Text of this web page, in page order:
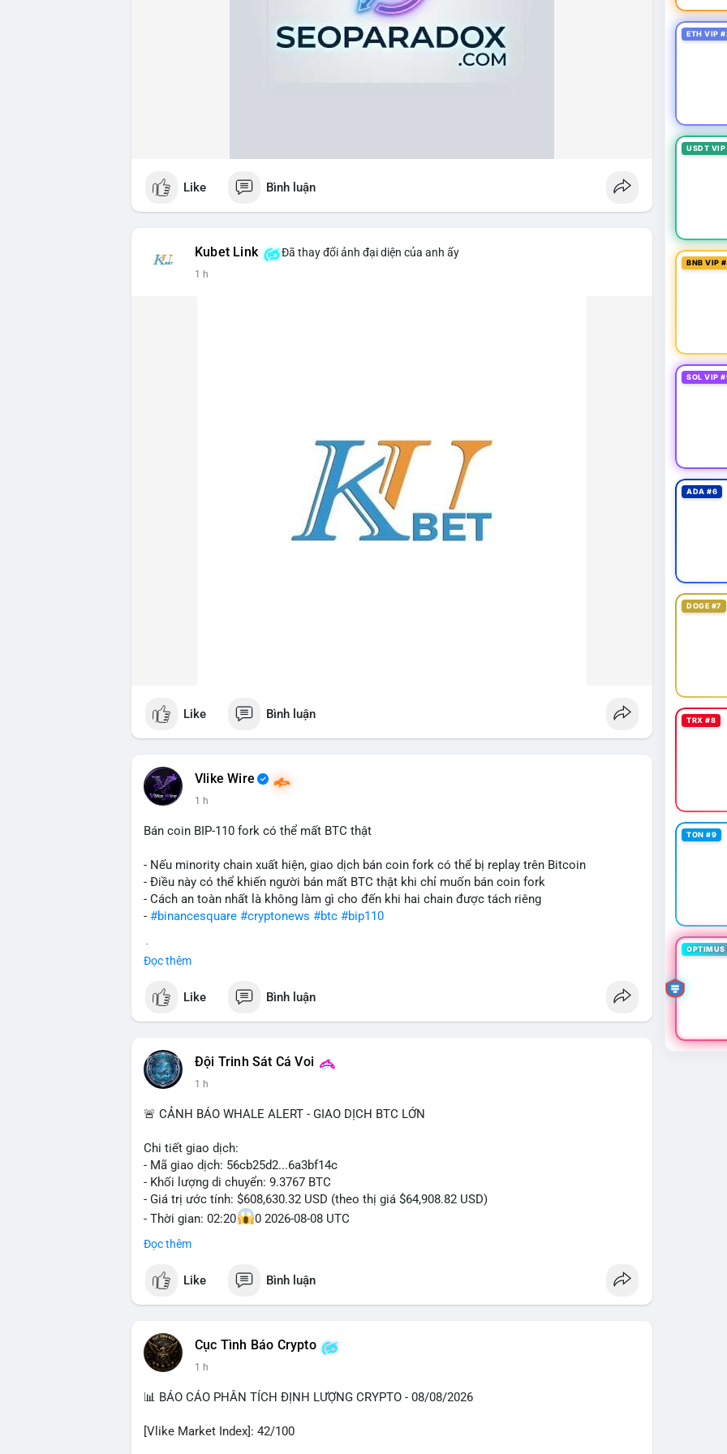
Like Bình luận
Kubet Link Đã thay đổi ảnh đại diện của anh ấy
1 h
Like Bình luận
Vlike Wire
1 h
Bán coin BIP-110 fork có thể mất BTC thật
- Nếu minority chain xuất hiện, giao dịch bán coin fork có thể bị replay trên Bitcoin
- Điều này có thể khiến người bán mất BTC thật khi chỉ muốn bán coin fork
- Cách an toàn nhất là không làm gì cho đến khi hai chain được tách riêng
- #binancesquare #cryptonews #btc #bip110
📰 Nguồn: CoinDesk
Đọc thêm
Like Bình luận
Đội Trinh Sát Cá Voi
1 h
🚨 CẢNH BÁO WHALE ALERT - GIAO DỊCH BTC LỚN
Chi tiết giao dịch:
- Mã giao dịch: 56cb25d2...6a3bf14c
- Khối lượng di chuyển: 9.3767 BTC
- Giá trị ước tính: $608,630.32 USD (theo thị giá $64,908.82 USD)
- Thời gian: 02:20
0 2026-08-08 UTC
Nhận định phân tích:
Giao dịch gần 610 nghìn USD được thực hiện trong khung giờ sáng sớm, thời điểm thanh
khoản mỏng, cho thấy chủ ví ưu tiên sự riêng tư hơn là tốc độ khớp lệnh. Với khối lượng
trung bình lớn này, khả năng cao là cá voi đang tái phân bổ tài sản giữa các ví nóng hoặc
này đổ vào sàn giao dịch tập trung trong các khối tiếp theo, áp lực bán sẽ gia tăng đáng kể,
tác động tiêu cực đến tâm lý nhà đầu cơ ngắn hạn.
Lời khuyên:
Nhà đầu tư nhỏ lẻ nên theo dõi điểm đến của 9.3767 BTC này trong 24 giờ tới. Nếu dòng
tiền dừng ở ví lạnh, đây là tín hiệu tích cực cho xu hướng tăng. Ngược lại, nếu chuyển vào
sàn, cần thận trọng với nhịp điều chỉnh.
Đọc thêm
Like Bình luận
Cục Tình Báo Crypto
1 h
📊 BÁO CÁO PHÂN TÍCH ĐỊNH LƯỢNG CRYPTO - 08/08/2026
[Vlike Market Index]: 42/100
ETH VIP
USDT
BNB VIP
SOL VIP
ADA #6
DOGE #7
TRX #8
TON #9
OPTIMUS